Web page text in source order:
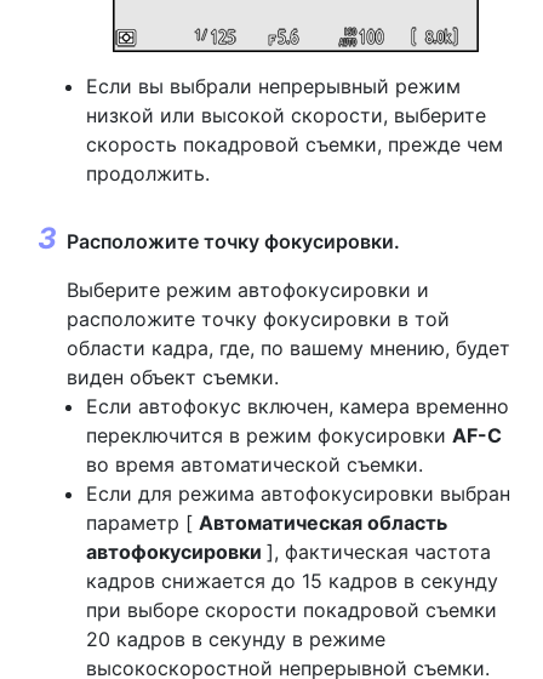
Если вы выбрали непрерывный режим
низкой или высокой скорости, выберите
скорость покадровой съемки, прежде чем
продолжить.
Расположите точку фокусировки.
Выберите режим автофокусировки и
расположите точку фокусировки в той
области кадра, где, по вашему мнению, будет
виден объект съемки.
Если автофокус включен, камера временно
переключится в режим фокусировки AF-C
во время автоматической съемки.
Если для режима автофокусировки выбран
параметр [ Автоматическая область
автофокусировки ], фактическая частота
кадров снижается до 15 кадров в секунду
при выборе скорости покадровой съемки
20 кадров в секунду в режиме
высокоскоростной непрерывной съемки.